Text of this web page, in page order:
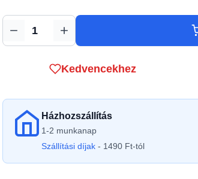
Mennyiség
Kedvencekhez
Házhozszállítás
1-2 munkanap
Szállítási díjak - 1490 Ft-tól